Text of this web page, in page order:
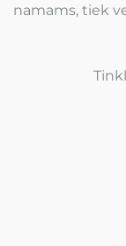
namams, tiek